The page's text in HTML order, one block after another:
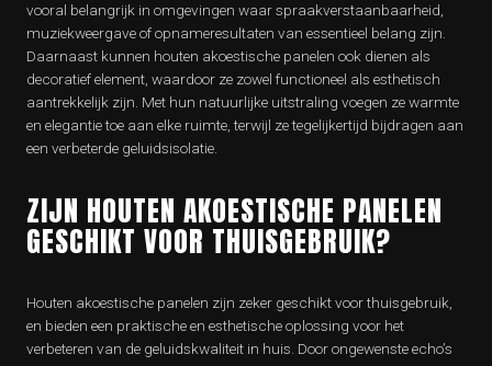
vooral belangrijk in omgevingen waar spraakverstaanbaarheid,
muziekweergave of opnameresultaten van essentieel belang zijn.
Daarnaast kunnen houten akoestische panelen ook dienen als
decoratief element, waardoor ze zowel functioneel als esthetisch
aantrekkelijk zijn. Met hun natuurlijke uitstraling voegen ze warmte
en elegantie toe aan elke ruimte, terwijl ze tegelijkertijd bijdragen aan
een verbeterde geluidsisolatie.
ZIJN HOUTEN AKOESTISCHE PANELEN
GESCHIKT VOOR THUISGEBRUIK?
Houten akoestische panelen zijn zeker geschikt voor thuisgebruik,
en bieden een praktische en esthetische oplossing voor het
verbeteren van de geluidskwaliteit in huis. Door ongewenste echo’s